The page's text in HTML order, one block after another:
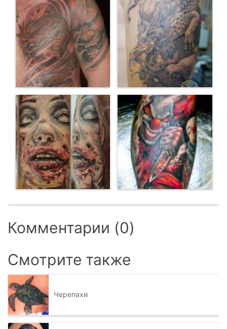
Комментарии (0)
Смотрите также
Черепахи